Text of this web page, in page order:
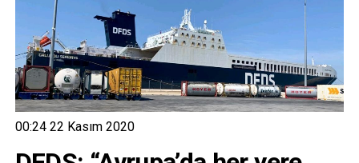
00:24 22 Kasım 2020